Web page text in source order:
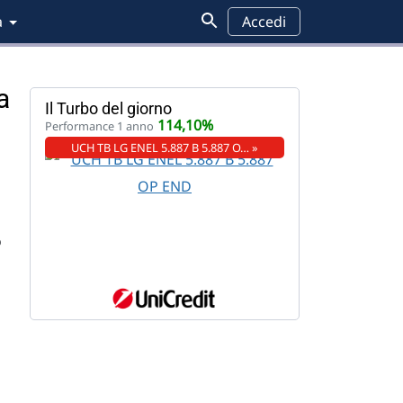
Accedi
Il Turbo del giorno
Performance 1 anno 114,10%
UCH TB LG ENEL 5.887 B 5.887 O… »